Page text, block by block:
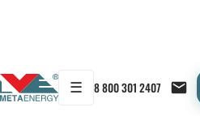
☰ 8 800 301 2407
← Продукция/ШИНОПРОВОД